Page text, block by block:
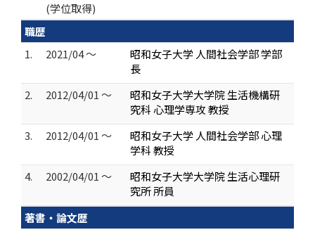
(学位取得)
職歴
1.
2021/04 ～
昭和女子大学 人間社会学部 学部
長
2.
2012/04/01 ～
昭和女子大学大学院 生活機構研
究科 心理学専攻 教授
3.
2012/04/01 ～
昭和女子大学 人間社会学部 心理
学科 教授
4.
2002/04/01 ～
昭和女子大学大学院 生活心理研
究所 所員
著書・論文歴